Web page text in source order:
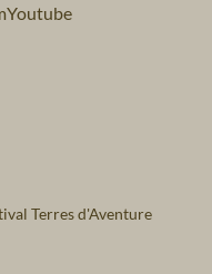
Youtube
Terres d'Aventure